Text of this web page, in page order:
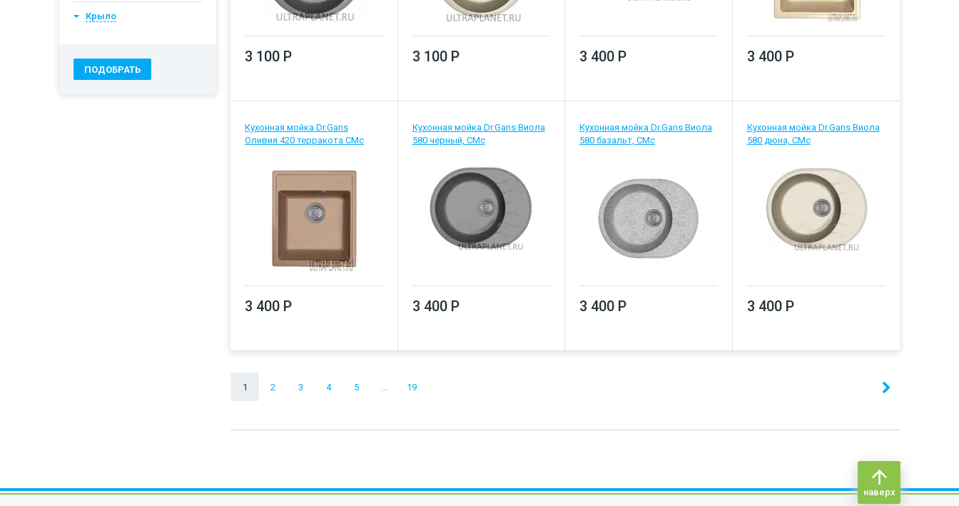
3 100 Р 3 100 Р 3 400 Р 3 400 Р
Кухонная мойка Dr.Gans
Оливия 420 терракота СМс
3 400 Р
Кухонная мойка Dr.Gans Виола
580 черный, СМс
3 400 Р
Кухонная мойка Dr.Gans Виола
580 базальт, СМс
3 400 Р
Кухонная мойка Dr.Gans Виола
580 дюна, СМс
3 400 Р
1 2 3 4 5 ... 19
Крыло
наверх